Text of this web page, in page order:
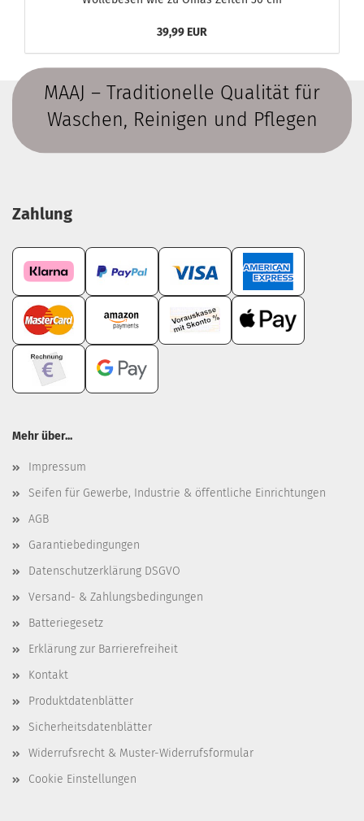
39,99 EUR
MAAJ – Traditionelle Qualität für
Waschen, Reinigen und Pflegen
Zahlung
Mehr über...
Impressum
Seifen für Gewerbe, Industrie & öffentliche Einrichtungen
AGB
Garantiebedingungen
Datenschutzerklärung DSGVO
Versand- & Zahlungsbedingungen
Batteriegesetz
Erklärung zur Barrierefreiheit
Kontakt
Produktdatenblätter
Sicherheitsdatenblätter
Widerrufsrecht & Muster-Widerrufsformular
Cookie Einstellungen